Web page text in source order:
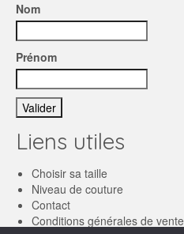
Nom
Prénom
Liens utiles
Choisir sa taille
Niveau de couture
Contact
Conditions générales de vente